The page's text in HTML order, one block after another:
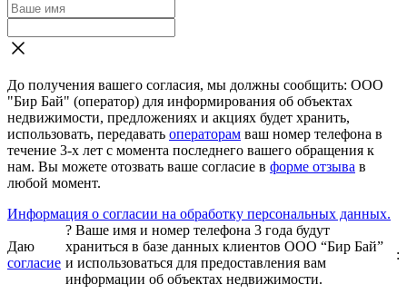
До получения вашего согласия, мы должны сообщить: ООО
"Бир Бай" (оператор) для информирования об объектах
недвижимости, предложениях и акциях будет хранить,
использовать, передавать операторам ваш номер телефона в
течение 3-х лет с момента последнего вашего обращения к
нам. Вы можете отозвать ваше согласие в форме отзыва в
любой момент.
Информация о согласии на обработку персональных данных.
Даю
согласие
? Ваше имя и номер телефона 3 года будут
храниться в базе данных клиентов ООО “Бир Бай”
и использоваться для предоставления вам
информации об объектах недвижимости.
: